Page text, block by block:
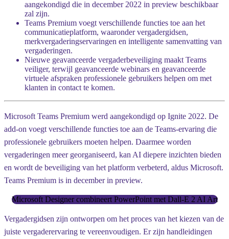
aangekondigd die in december 2022 in preview beschikbaar
zal zijn.
Teams Premium voegt verschillende functies toe aan het
communicatieplatform, waaronder vergadergidsen,
merkvergaderingservaringen en intelligente samenvatting van
vergaderingen.
Nieuwe geavanceerde vergaderbeveiliging maakt Teams
veiliger, terwijl geavanceerde webinars en geavanceerde
virtuele afspraken professionele gebruikers helpen om met
klanten in contact te komen.
Microsoft Teams Premium werd aangekondigd op Ignite 2022. De
add-on voegt verschillende functies toe aan de Teams-ervaring die
professionele gebruikers moeten helpen. Daarmee worden
vergaderingen meer georganiseerd, kan AI diepere inzichten bieden
en wordt de beveiliging van het platform verbeterd, aldus Microsoft.
Teams Premium is in december in preview.
Microsoft Designer combineert PowerPoint met Dall-E 2 AI Art
Vergadergidsen zijn ontworpen om het proces van het kiezen van de
juiste vergaderervaring te vereenvoudigen. Er zijn handleidingen